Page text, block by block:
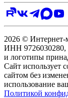
2026 ©
ИНН 9726030280,
и логотипы
Сайт использует
сайтом без
использование
Политикой